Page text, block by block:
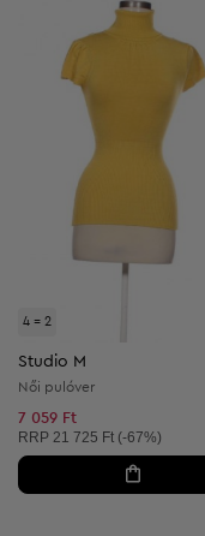
4 = 2
Studio M
Női pulóver
7 059 Ft
Ajánlott ár:
RRP 21 725 Ft (-67%)